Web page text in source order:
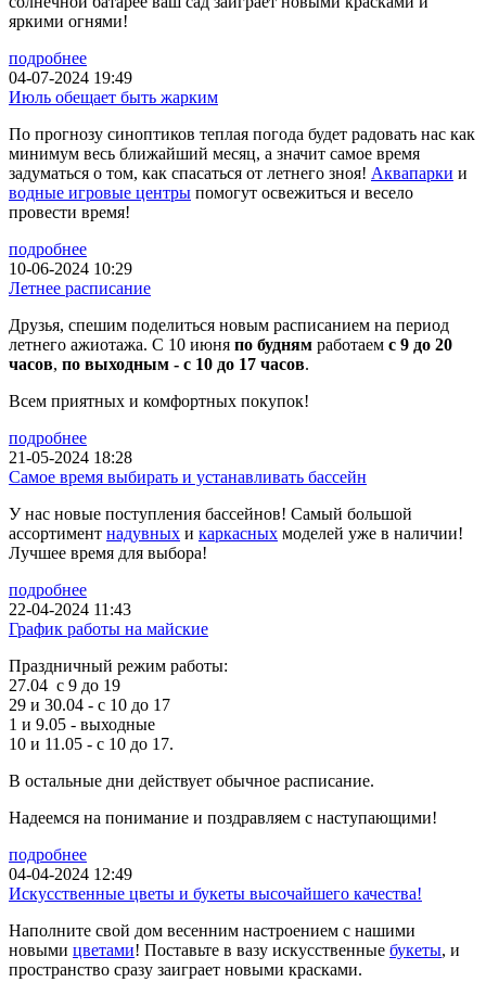
яркими огнями!
подробнее
04-07-2024 19:49
Июль обещает быть жарким
По прогнозу синоптиков теплая погода будет радовать нас как
минимум весь ближайший месяц, а значит самое время
задуматься о том, как спасаться от летнего зноя! Аквапарки и
водные игровые центры помогут освежиться и весело
провести время!
подробнее
10-06-2024 10:29
Летнее расписание
Друзья, спешим поделиться новым расписанием на период
летнего ажиотажа. С 10 июня по будням работаем с 9 до 20
часов, по выходным - с 10 до 17 часов.
Всем приятных и комфортных покупок!
подробнее
21-05-2024 18:28
Самое время выбирать и устанавливать бассейн
У нас новые поступления бассейнов! Самый большой
ассортимент надувных и каркасных моделей уже в наличии!
Лучшее время для выбора!
подробнее
22-04-2024 11:43
График работы на майские
Праздничный режим работы:
27.04 с 9 до 19
29 и 30.04 - с 10 до 17
1 и 9.05 - выходные
10 и 11.05 - с 10 до 17.
В остальные дни действует обычное расписание.
Надеемся на понимание и поздравляем с наступающими!
подробнее
04-04-2024 12:49
Искусственные цветы и букеты высочайшего качества!
Наполните свой дом весенним настроением с нашими
новыми цветами! Поставьте в вазу искусственные букеты, и
пространство сразу заиграет новыми красками.